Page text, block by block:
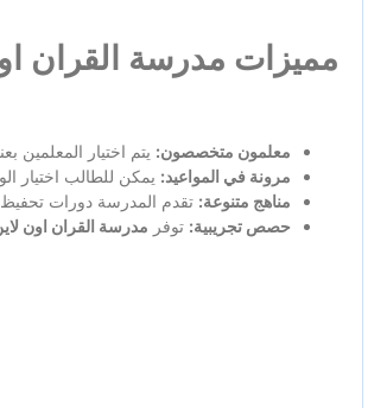
مميزات مدرسة القران
معلمون متخصصون: يتم اختيار المعلمين
مرونة في المواعيد: يمكن للطالب اختيار
مناهج متنوعة: تقدم المدرسة دورات
حصص تجريبية: توفر مدرسة القران اون